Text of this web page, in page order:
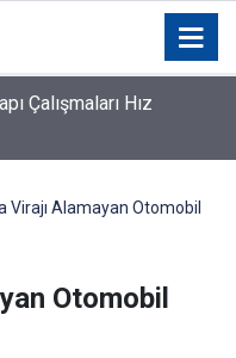
Çalışmaları Hız
Virajı Alamayan Otomobil
Otomobil